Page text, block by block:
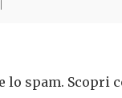
lo spam. Scopri